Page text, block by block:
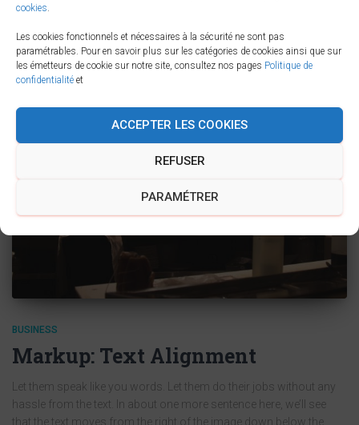
cookies
Les cookies fonctionnels et nécessaires à la sécurité ne sont pas
paramétrables. Pour en savoir plus sur les catégories de cookies ainsi que sur
les émetteurs de cookie sur notre site, consultez nos pages Politique de
confidentialité et
ACCEPTER LES COOKIES
REFUSER
PARAMÉTRER
BUSINESS
Markup: Text Alignment
Let them speak like you words. Let them do their jobs without any
hassle from the text. In about one more sentence here, we’ll see
that the text moves from the right of the image down below the